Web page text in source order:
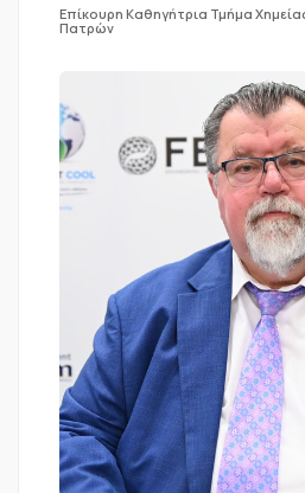
Επίκουρη Καθηγήτρια Τμήμα
Πατρών